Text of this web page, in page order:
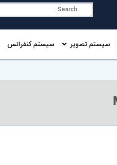
سیستم تصویر سیستم کنفرانس